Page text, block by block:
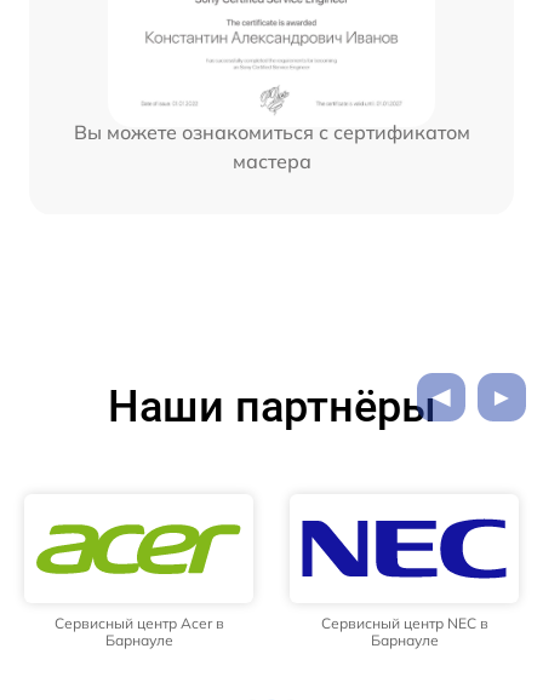
Вы можете ознакомиться с сертификатом
мастера
Наши партнёры
Сервисный центр Acer в
Барнауле
Сервисный центр NEC в
Барнауле